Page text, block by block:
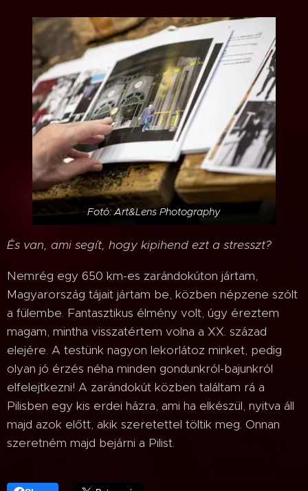
Fotó: Art&Lens Photography
És van, ami segít, hogy kipihend ezt a stresszt?
Nemrég egy 650 km-es zarándokúton jártam,
Magyarország tájait jártam be, közben népzene szólt
a fülembe. Fantasztikus élmény volt, úgy éreztem
magam, mintha visszatértem volna a XX. század
elejére. A testünk nagyon lekorlátoz minket, pedig
olyan jó érzés néha minden gondunkról-bajunkról
elfelejtkezni! A zarándokút közben találtam rá a
Pilisben egy kis erdei házra, ami ha elkészül, nyitva áll
majd azok előtt, akik szeretettel töltik meg. Onnan
szeretném majd bejárni a Pilist.